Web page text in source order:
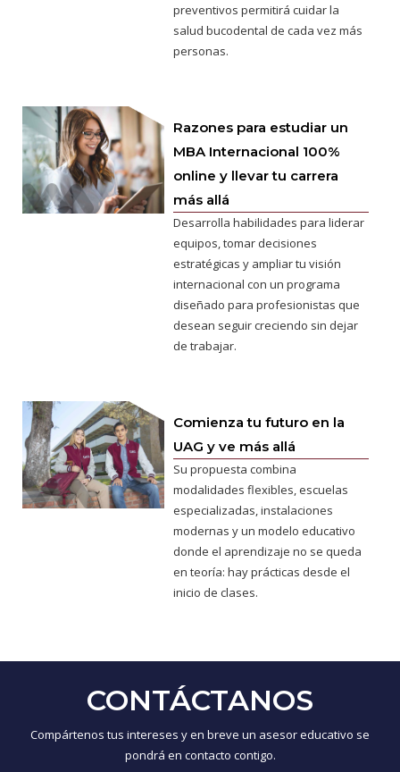
preventivos permitirá cuidar la
salud bucodental de cada vez más
personas.
Razones para estudiar un
MBA Internacional 100%
online y llevar tu carrera
más allá
Desarrolla habilidades para liderar
equipos, tomar decisiones
estratégicas y ampliar tu visión
internacional con un programa
diseñado para profesionistas que
desean seguir creciendo sin dejar
de trabajar.
Comienza tu futuro en la
UAG y ve más allá
Su propuesta combina
modalidades flexibles, escuelas
especializadas, instalaciones
modernas y un modelo educativo
donde el aprendizaje no se queda
en teoría: hay prácticas desde el
inicio de clases.
CONTÁCTANOS
Compártenos tus intereses y en breve un asesor educativo se
pondrá en contacto contigo.